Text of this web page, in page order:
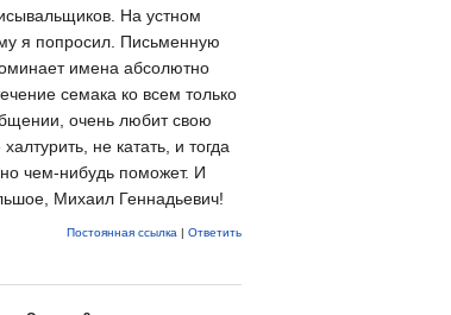
На устном
я попросил. Письменную
имена абсолютно
семака ко всем только
очень любит свою
не катать, и тогда
чем-нибудь поможет. И
Михаил Геннадьевич!
Постоянная ссылка | Ответить